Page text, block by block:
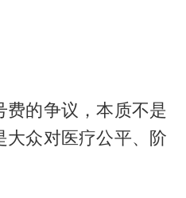
的争议，本质不是
大众对医疗公平、阶